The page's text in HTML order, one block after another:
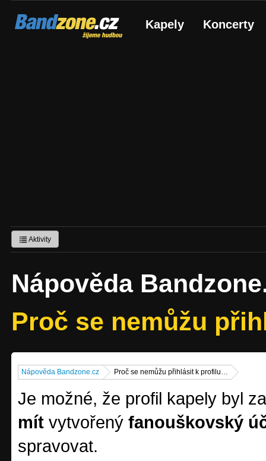
Bandzone.cz
žijeme hudbou Kapely Koncerty
Aktivity
Nápověda
Proč se nemůžu
Nápověda Bandzone.cz Proč se nemůžu přihlásit k profilu…
Je možné, že profil kapely byl
mít vytvořený fanouškovský
spravovat.